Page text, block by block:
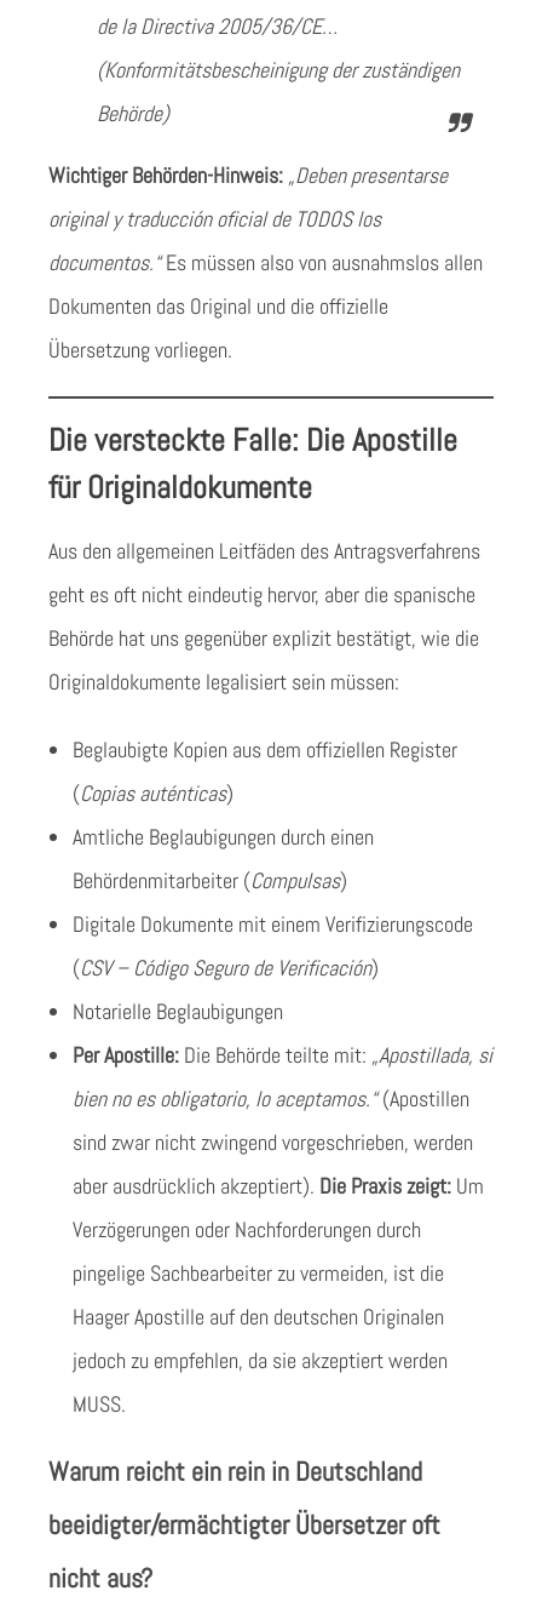
de la Directiva 2005/36/CE…
(Konformitätsbescheinigung der zuständigen
Behörde)
Wichtiger Behörden-Hinweis: „Deben presentarse
original y traducción oficial de TODOS los
documentos.“Es müssen also von ausnahmslos allen
Dokumenten das Original und die offizielle
Übersetzung vorliegen.
Die versteckte Falle: Die Apostille
für Originaldokumente
Aus den allgemeinen Leitfäden des Antragsverfahrens
geht es oft nicht eindeutig hervor, aber die spanische
Behörde hat uns gegenüber explizit bestätigt, wie die
Originaldokumente legalisiert sein müssen:
Beglaubigte Kopien aus dem offiziellen Register
(Copias auténticas)
Amtliche Beglaubigungen durch einen
Behördenmitarbeiter (Compulsas)
Digitale Dokumente mit einem Verifizierungscode
(CSV – Código Seguro de Verificación)
Notarielle Beglaubigungen
Per Apostille: Die Behörde teilte mit: „Apostillada, si
bien no es obligatorio, lo aceptamos.“(Apostillen
sind zwar nicht zwingend vorgeschrieben, werden
aber ausdrücklich akzeptiert). Die Praxis zeigt: Um
Verzögerungen oder Nachforderungen durch
pingelige Sachbearbeiter zu vermeiden, ist die
Haager Apostille auf den deutschen Originalen
jedoch zu empfehlen, da sie akzeptiert werden
MUSS.
Warum reicht ein rein in Deutschland
beeidigter/ermächtigter Übersetzer oft
nicht aus?